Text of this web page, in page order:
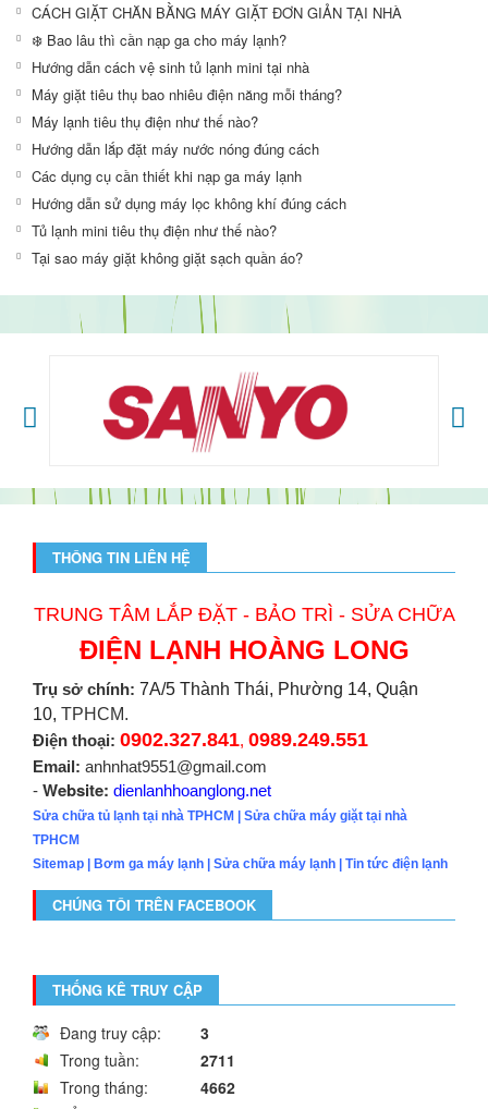
CÁCH GIẶT CHĂN BẰNG MÁY GIẶT ĐƠN GIẢN TẠI NHÀ
❄️ Bao lâu thì cần nạp ga cho máy lạnh?
Hướng dẫn cách vệ sinh tủ lạnh mini tại nhà
Máy giặt tiêu thụ bao nhiêu điện năng mỗi tháng?
Máy lạnh tiêu thụ điện như thế nào?
Hướng dẫn lắp đặt máy nước nóng đúng cách
Các dụng cụ cần thiết khi nạp ga máy lạnh
Hướng dẫn sử dụng máy lọc không khí đúng cách
Tủ lạnh mini tiêu thụ điện như thế nào?
Tại sao máy giặt không giặt sạch quần áo?
THÔNG TIN LIÊN HỆ
TRUNG TÂM LẮP ĐẶT - BẢO TRÌ - SỬA CHỮA
ĐIỆN LẠNH HOÀNG LONG
Trụ sở chính: 7A/5 Thành Thái, Phường 14, Quận
10, TPHCM.
Điện thoại: 0902.327.841, 0989.249.551
Email: anhnhat9551@gmail.com
- Website: dienlanhhoanglong.net
Sửa chữa tủ lạnh tại nhà TPHCM | Sửa chữa máy giặt tại nhà
TPHCM
Sitemap | Bơm ga máy lạnh | Sửa chữa máy lạnh | Tin tức điện lạnh
CHÚNG TÔI TRÊN FACEBOOK
THỐNG KÊ TRUY CẬP
Đang truy cập:
3
Trong tuần:
2711
Trong tháng:
4662